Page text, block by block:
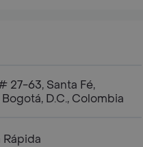
27-63, Santa Fé,
D.C., Colombia